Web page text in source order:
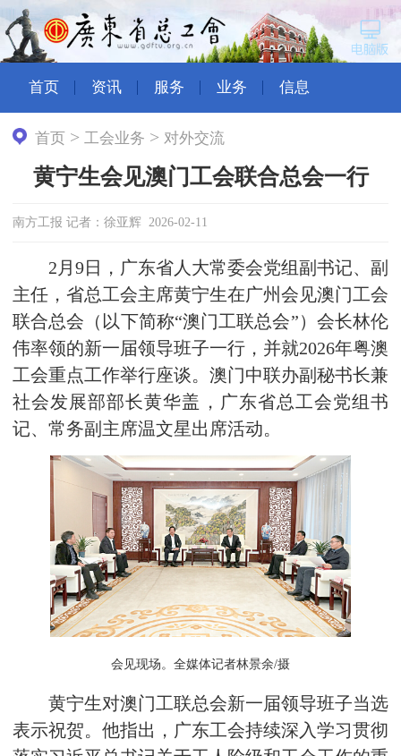
首页 资讯 服务 业务 信息
首页 > 工会业务 > 对外交流
黄宁生会见澳门工会联合总会一行
南方工报 记者：徐亚辉 2026-02-11
2月9日，广东省人大常委会党组副书记、副
主任，省总工会主席黄宁生在广州会见澳门工会
联合总会（以下简称“澳门工联总会”）会长林伦
伟率领的新一届领导班子一行，并就2026年粤澳
工会重点工作举行座谈。澳门中联办副秘书长兼
社会发展部部长黄华盖，广东省总工会党组书
记、常务副主席温文星出席活动。
会见现场。全媒体记者林景余/摄
黄宁生对澳门工联总会新一届领导班子当选
表示祝贺。他指出，广东工会持续深入学习贯彻